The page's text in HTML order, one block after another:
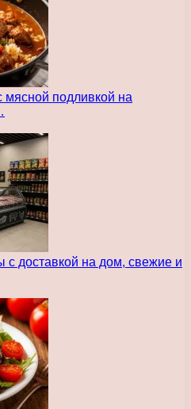
мясной подливкой на
с доставкой на дом, свежие и